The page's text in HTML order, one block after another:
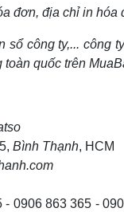
đơn, địa chỉ in hóa
công ty,... công
quốc trên
Bình Thạnh, HCM
0906 863 365 -